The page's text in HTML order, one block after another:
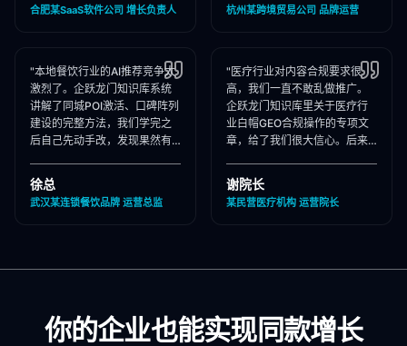
合肥某SaaS软件公司 增长负责人 杭州某跨境贸易公司 品牌运营
"本地餐饮行业的AI推荐竞争太
激烈了。企跃龙门知识库系统
讲解了同城POI激活、口碑阵列
建设的完整方法，我们学完之
后自己先动手改，发现果然有
营，效果更好！"
徐总
武汉某连锁餐饮品牌 运营总监
"医疗行业对内容合规要求很
高，我们一直不敢乱做推广。
企跃龙门知识库里关于医疗行
业白帽GEO合规操作的专项文
章，给了我们很大信心。后来
行合规承诺，非常专业！"
谢院长
某民营医疗机构 运营院长
你的企业也能实现同款增长